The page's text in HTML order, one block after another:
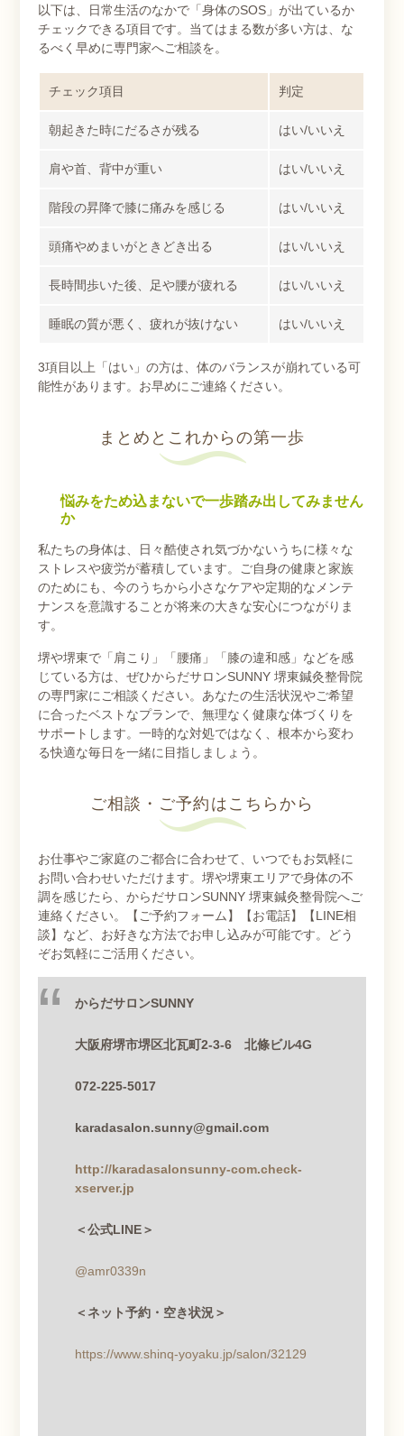
以下は、日常生活のなかで「身体のSOS」が出ているか
チェックできる項目です。当てはまる数が多い方は、な
るべく早めに専門家へご相談を。
チェック項目 判定
朝起きた時にだるさが残る はい/いいえ
肩や首、背中が重い はい/いいえ
階段の昇降で膝に痛みを感じる はい/いいえ
頭痛やめまいがときどき出る はい/いいえ
長時間歩いた後、足や腰が疲れる はい/いいえ
睡眠の質が悪く、疲れが抜けない はい/いいえ
3項目以上「はい」の方は、体のバランスが崩れている可
能性があります。お早めにご連絡ください。
まとめとこれからの第一歩
悩みをため込まないで一歩踏み出してみません
か
私たちの身体は、日々酷使され気づかないうちに様々な
ストレスや疲労が蓄積しています。ご自身の健康と家族
のためにも、今のうちから小さなケアや定期的なメンテ
ナンスを意識することが将来の大きな安心につながりま
す。
堺や堺東で「肩こり」「腰痛」「膝の違和感」などを感
じている方は、ぜひからだサロンSUNNY 堺東鍼灸整骨院
の専門家にご相談ください。あなたの生活状況やご希望
に合ったベストなプランで、無理なく健康な体づくりを
サポートします。一時的な対処ではなく、根本から変わ
る快適な毎日を一緒に目指しましょう。
ご相談・ご予約はこちらから
お仕事やご家庭のご都合に合わせて、いつでもお気軽に
お問い合わせいただけます。堺や堺東エリアで身体の不
調を感じたら、からだサロンSUNNY 堺東鍼灸整骨院へご
連絡ください。【ご予約フォーム】【お電話】【LINE相
談】など、お好きな方法でお申し込みが可能です。どう
ぞお気軽にご活用ください。
からだサロンSUNNY
大阪府堺市堺区北瓦町2-3-6 北條ビル4G
072-225-5017
karadasalon.sunny@gmail.com
http://karadasalonsunny-com.check-
xserver.jp
＜公式LINE＞
@amr0339n
＜ネット予約・空き状況＞
https://www.shinq-yoyaku.jp/salon/32129